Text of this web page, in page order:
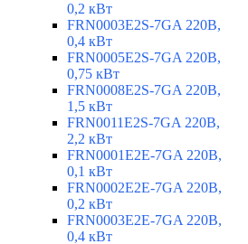
0,2 кВт
FRN0003E2S-7GA 220В,
0,4 кВт
FRN0005E2S-7GA 220В,
0,75 кВт
FRN0008E2S-7GA 220В,
1,5 кВт
FRN0011E2S-7GA 220В,
2,2 кВт
FRN0001E2E-7GA 220В,
0,1 кВт
FRN0002E2E-7GA 220В,
0,2 кВт
FRN0003E2E-7GA 220В,
0,4 кВт